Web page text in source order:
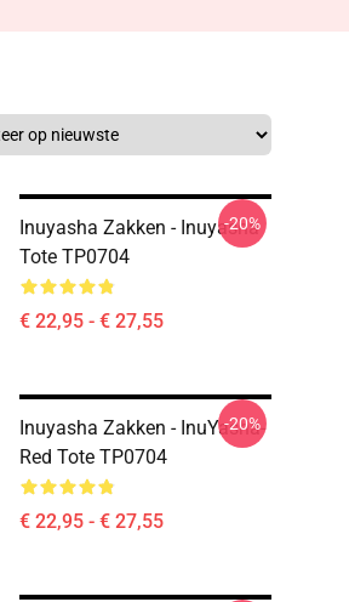
Inuyasha Zakken - Inuyasha
Tote TP0704
€ 22,95 - € 27,55
-20%
Inuyasha Zakken - InuYasha-
Red Tote TP0704
€ 22,95 - € 27,55
-20%